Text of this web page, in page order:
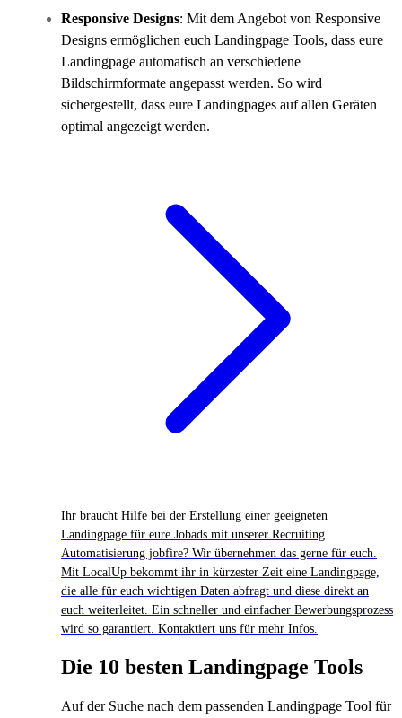
Responsive Designs: Mit dem Angebot von Responsive
Designs ermöglichen euch Landingpage Tools, dass eure
Landingpage automatisch an verschiedene
Bildschirmformate angepasst werden. So wird
sichergestellt, dass eure Landingpages auf allen Geräten
optimal angezeigt werden.
Ihr braucht Hilfe bei der Erstellung einer geeigneten
Landingpage für eure Jobads mit unserer Recruiting
Automatisierung jobfire? Wir übernehmen das gerne für euch.
Mit LocalUp bekommt ihr in kürzester Zeit eine Landingpage,
die alle für euch wichtigen Daten abfragt und diese direkt an
euch weiterleitet. Ein schneller und einfacher Bewerbungsprozess
wird so garantiert. Kontaktiert uns für mehr Infos.
Die 10 besten Landingpage Tools
Auf der Suche nach dem passenden Landingpage Tool für